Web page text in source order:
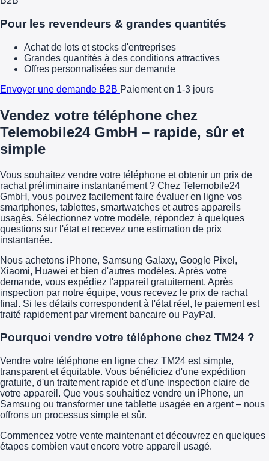
Pour les revendeurs & grandes quantités
Achat de lots et stocks d'entreprises
Grandes quantités à des conditions attractives
Offres personnalisées sur demande
Envoyer une demande B2B Paiement en 1-3 jours
Vendez votre téléphone chez
Telemobile24 GmbH – rapide, sûr et
simple
Vous souhaitez vendre votre téléphone et obtenir un prix de
rachat préliminaire instantanément ? Chez Telemobile24
GmbH, vous pouvez facilement faire évaluer en ligne vos
smartphones, tablettes, smartwatches et autres appareils
usagés. Sélectionnez votre modèle, répondez à quelques
questions sur l'état et recevez une estimation de prix
instantanée.
Nous achetons iPhone, Samsung Galaxy, Google Pixel,
Xiaomi, Huawei et bien d'autres modèles. Après votre
demande, vous expédiez l'appareil gratuitement. Après
inspection par notre équipe, vous recevez le prix de rachat
final. Si les détails correspondent à l'état réel, le paiement est
traité rapidement par virement bancaire ou PayPal.
Pourquoi vendre votre téléphone chez TM24 ?
Vendre votre téléphone en ligne chez TM24 est simple,
transparent et équitable. Vous bénéficiez d'une expédition
gratuite, d'un traitement rapide et d'une inspection claire de
votre appareil. Que vous souhaitiez vendre un iPhone, un
Samsung ou transformer une tablette usagée en argent – nous
offrons un processus simple et sûr.
Commencez votre vente maintenant et découvrez en quelques
étapes combien vaut encore votre appareil usagé.